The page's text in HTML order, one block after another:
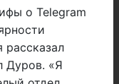
о Telegram
Дуров. «Я